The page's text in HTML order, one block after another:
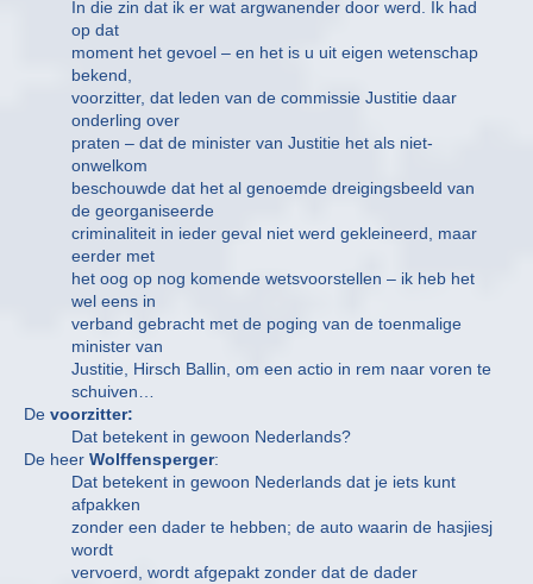
In die zin dat ik er wat argwanender door werd. Ik had
op dat
moment het gevoel – en het is u uit eigen wetenschap
bekend,
voorzitter, dat leden van de commissie Justitie daar
onderling over
praten – dat de minister van Justitie het als niet-
onwelkom
beschouwde dat het al genoemde dreigingsbeeld van
de georganiseerde
criminaliteit in ieder geval niet werd gekleineerd, maar
eerder met
het oog op nog komende wetsvoorstellen – ik heb het
wel eens in
verband gebracht met de poging van de toenmalige
minister van
Justitie, Hirsch Ballin, om een actio in rem naar voren te
schuiven…
De voorzitter:
Dat betekent in gewoon Nederlands?
De heer Wolffensperger:
Dat betekent in gewoon Nederlands dat je iets kunt
afpakken
zonder een dader te hebben; de auto waarin de hasjiesj
wordt
vervoerd, wordt afgepakt zonder dat de dader